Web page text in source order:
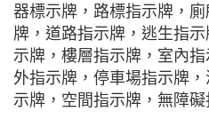
器標示牌，路標指示牌，
牌，道路指示牌，逃生指
示牌，樓層指示牌，室內
外指示牌，停車場指示牌
示牌，空間指示牌，無障